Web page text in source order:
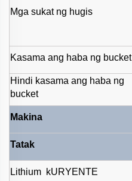
Mga sukat ng hugis
Kasama ang haba ng bucket
Hindi kasama ang haba ng
bucket
Makina
Tatak
Lithium kURYENTE